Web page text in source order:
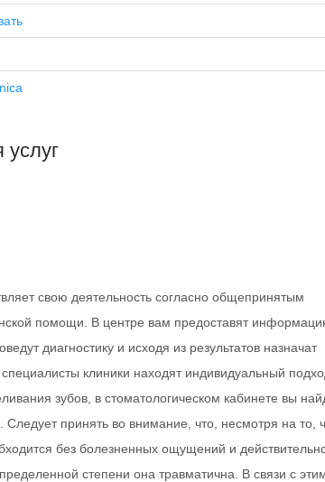
услуг
свою деятельность согласно общепринятым
помощи. В центре вам предоставят
диагностику и исходя из результатов назначат
клиники находят индивидуальный
зубов, в стоматологическом кабинете вы
принять во внимание, что, несмотря на то,
без болезненных ощущений и
степени она травматична. В связи с